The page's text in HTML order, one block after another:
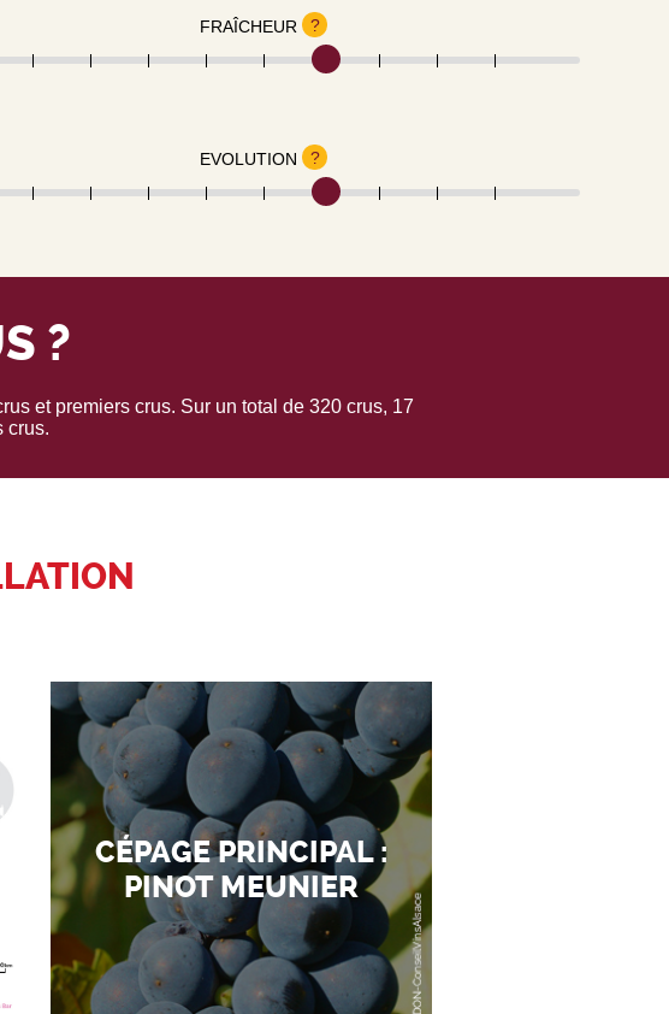
FRAÎCHEUR ?
EVOLUTION ?
?
et premiers crus. Sur un total de 320 crus, 17
crus.
CÉPAGE PRINCIPAL :
PINOT MEUNIER